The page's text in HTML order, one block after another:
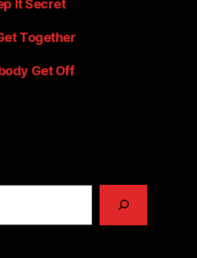
It Secret
Together
Get Off